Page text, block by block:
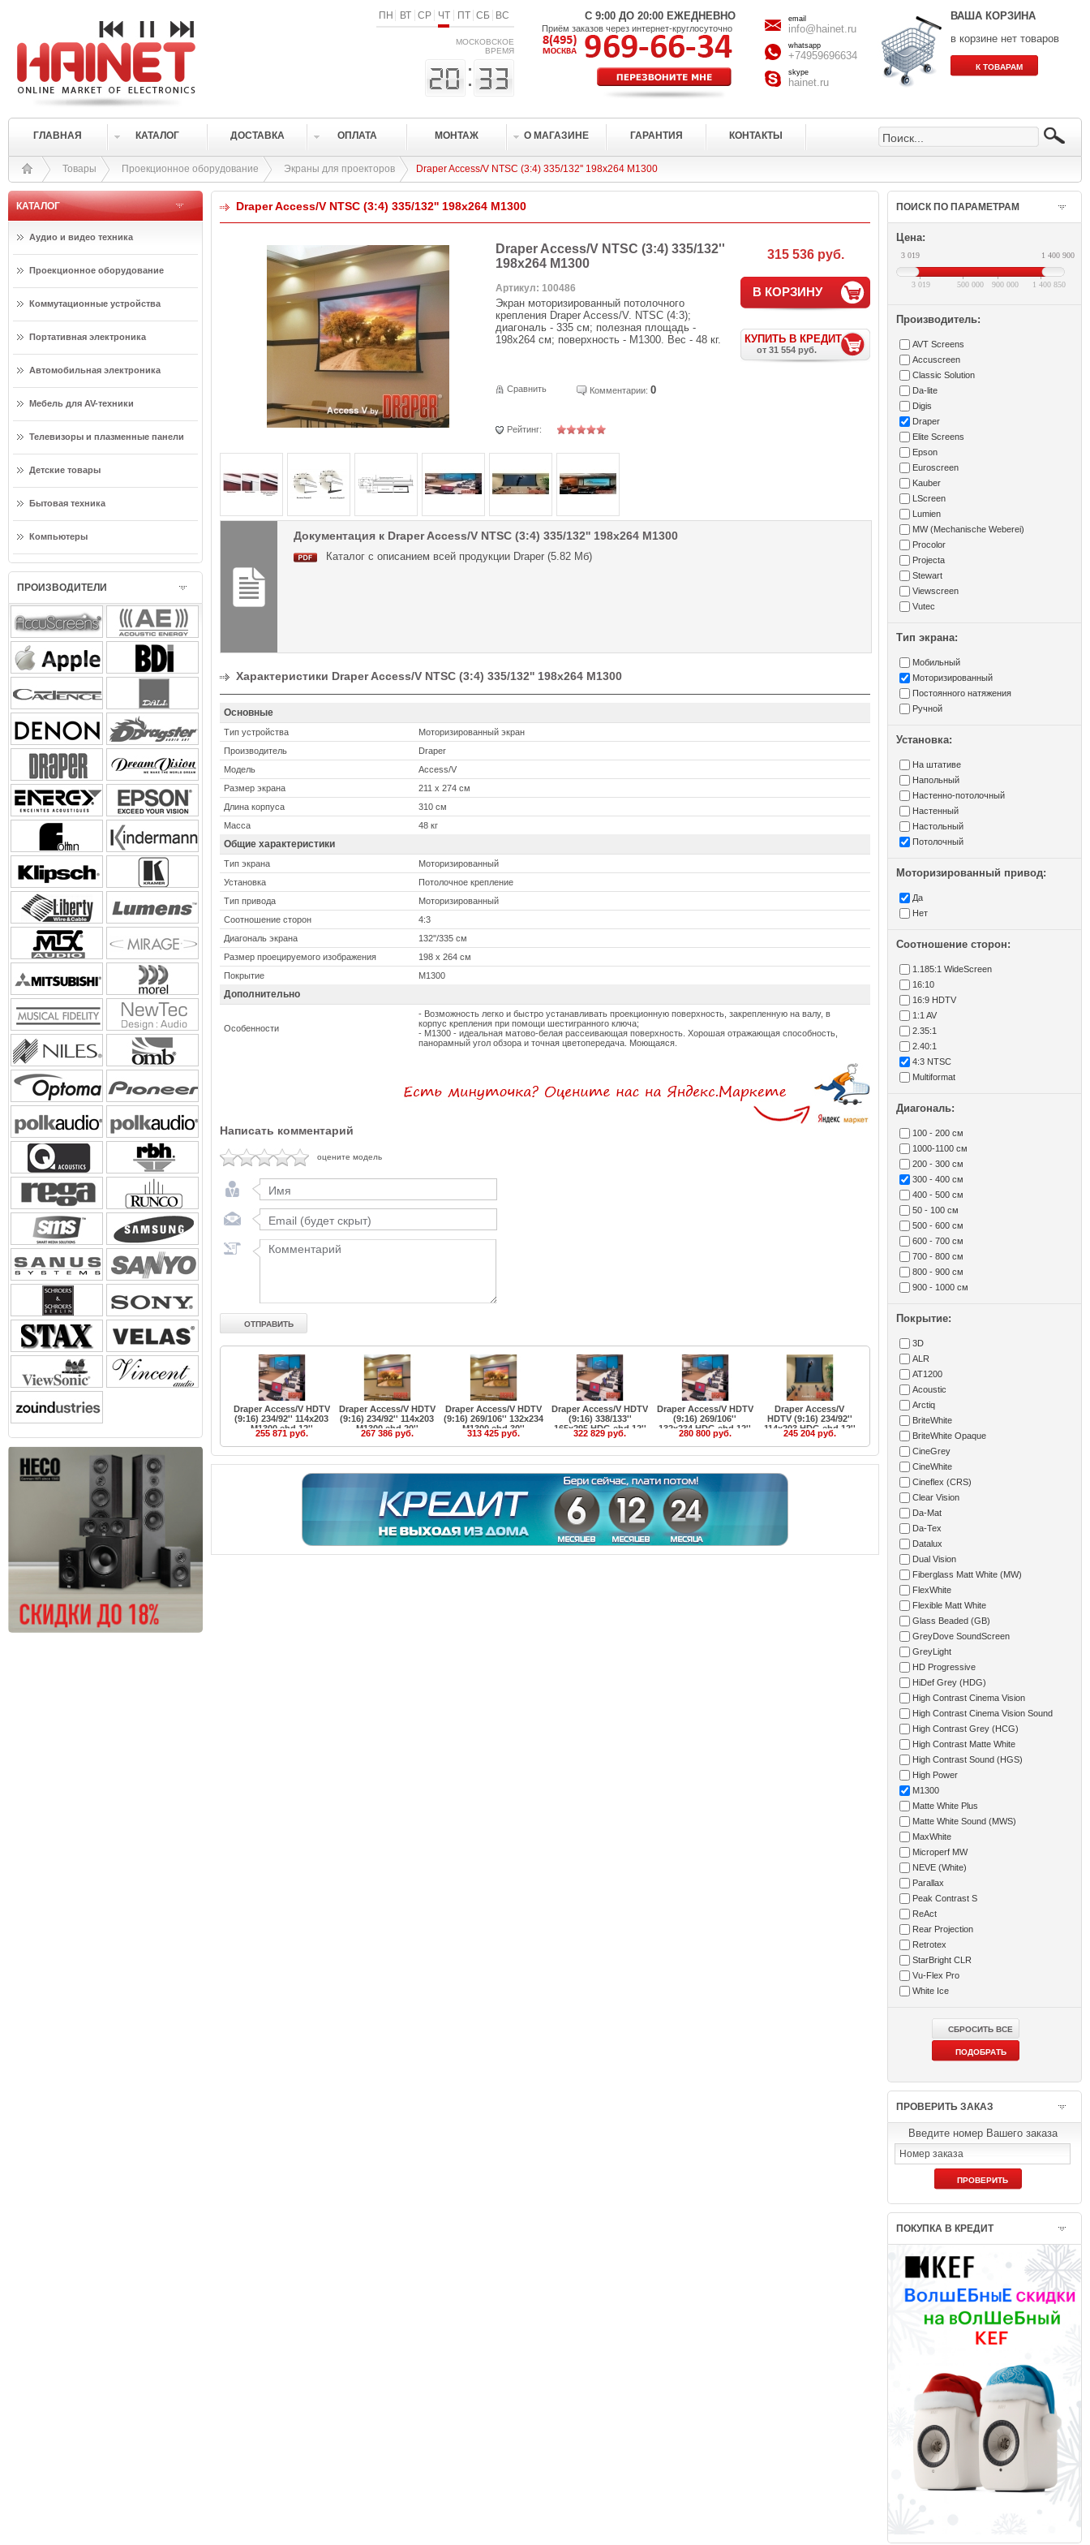
ПН ВТ СР ЧТ ПТ СБ ВС
МОСКОВСКОЕ
ВРЕМЯ
С 9:00 ДО 20:00 ЕЖЕДНЕВНО
Приём заказов через интернет-круглосуточно
email
info@hainet.ru
whatsapp
+74959696634
skype
hainet.ru
ВАША КОРЗИНА
в корзине нет товаров
ГЛАВНАЯ КАТАЛОГ ДОСТАВКА ОПЛАТА МОНТАЖ О МАГАЗИНЕ ГАРАНТИЯ КОНТАКТЫ
Товары Проекционное оборудование Экраны для проекторов Draper Access/V NTSC (3:4) 335/132'' 198x264 M1300
КАТАЛОГ
Аудио и видео техника
Проекционное оборудование
Коммутационные устройства
Портативная электроника
Автомобильная электроника
Мебель для AV-техники
Телевизоры и плазменные панели
Детские товары
Бытовая техника
Компьютеры
ПРОИЗВОДИТЕЛИ
Draper Access/V NTSC (3:4) 335/132'' 198x264 M1300
Draper Access/V NTSC (3:4) 335/132''
198x264 M1300
Артикул: 100486
Экран моторизированный потолочного
крепления Draper Access/V. NTSC (4:3);
диагональ - 335 см; полезная площадь -
198x264 см; поверхность - M1300. Вес - 48 кг.
Сравнить Комментарии: 0
Рейтинг:
315 536 руб.
В КОРЗИНУ
КУПИТЬ В КРЕДИТ
от 31 554 руб.
Документация к Draper Access/V NTSC (3:4) 335/132'' 198x264 M1300
Каталог с описанием всей продукции Draper (5.82 Мб)
Характеристики Draper Access/V NTSC (3:4) 335/132'' 198x264 M1300
Основные
Тип устройства
Моторизированный экран
Производитель
Draper
Модель
Access/V
Размер экрана
211 x 274 см
Длина корпуса
310 см
Масса
48 кг
Общие характеристики
Тип экрана
Моторизированный
Установка
Потолочное крепление
Тип привода
Моторизированный
Соотношение сторон
4:3
Диагональ экрана
132''/335 см
Размер проецируемого изображения
198 x 264 см
Покрытие
M1300
Дополнительно
Особенности
- Возможность легко и быстро устанавливать проекционную поверхность, закрепленную на валу, в
корпус крепления при помощи шестигранного ключа;
- М1300 - идеальная матово-белая рассеивающая поверхность. Хорошая отражающая способность,
панорамный угол обзора и точная цветопередача. Моющаяся.
Написать комментарий
оцените модель
Draper Access/V HDTV
(9:16) 234/92'' 114x203
M1300 ebd 12''
255 871 руб.
Draper Access/V HDTV
(9:16) 234/92'' 114x203
M1300 ebd 20''
267 386 руб.
Draper Access/V HDTV
(9:16) 269/106'' 132x234
M1300 ebd 30''
313 425 руб.
Draper Access/V HDTV
(9:16) 338/133''
165x295 HDG ebd 12''
322 829 руб.
Draper Access/V HDTV
(9:16) 269/106''
132x234 HDG ebd 12''
280 800 руб.
Draper Access/V
HDTV (9:16) 234/92''
114x203 HDG ebd 12''
245 204 руб.
ПОИСК ПО ПАРАМЕТРАМ
Цена:
3 019 1 400 900
3 019 1 400 850
500 000 900 000
Производитель:
AVT Screens
Accuscreen
Classic Solution
Da-lite
Digis
Draper
Elite Screens
Epson
Euroscreen
Kauber
LScreen
Lumien
MW (Mechanische Weberei)
Procolor
Projecta
Stewart
Viewscreen
Vutec
Тип экрана:
Мобильный
Моторизированный
Постоянного натяжения
Ручной
Установка:
На штативе
Напольный
Настенно-потолочный
Настенный
Настольный
Потолочный
Моторизированный привод:
Да
Нет
Соотношение сторон:
1.185:1 WideScreen
16:10
16:9 HDTV
1:1 AV
2.35:1
2.40:1
4:3 NTSC
Multiformat
Диагональ:
100 - 200 см
1000-1100 см
200 - 300 см
300 - 400 см
400 - 500 см
50 - 100 см
500 - 600 см
600 - 700 см
700 - 800 см
800 - 900 см
900 - 1000 см
Покрытие:
3D
ALR
AT1200
Acoustic
Arctiq
BriteWhite
BriteWhite Opaque
CineGrey
CineWhite
Cineflex (CRS)
Clear Vision
Da-Mat
Da-Tex
Datalux
Dual Vision
Fiberglass Matt White (MW)
FlexWhite
Flexible Matt White
Glass Beaded (GB)
GreyDove SoundScreen
GreyLight
HD Progressive
HiDef Grey (HDG)
High Contrast Cinema Vision
High Contrast Cinema Vision Sound
High Contrast Grey (HCG)
High Contrast Matte White
High Contrast Sound (HGS)
High Power
M1300
Matte White Plus
Matte White Sound (MWS)
MaxWhite
Microperf MW
NEVE (White)
Parallax
Peak Contrast S
ReAct
Rear Projection
Retrotex
StarBright CLR
Vu-Flex Pro
White Ice
ПРОВЕРИТЬ ЗАКАЗ
Введите номер Вашего заказа
ПОКУПКА В КРЕДИТ